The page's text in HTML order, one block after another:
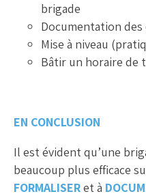
brigade
Documentation des
Mise à niveau
Bâtir un horaire de
EN CONCLUSION
Il est évident qu’une
beaucoup plus efficace
FORMALISERet à